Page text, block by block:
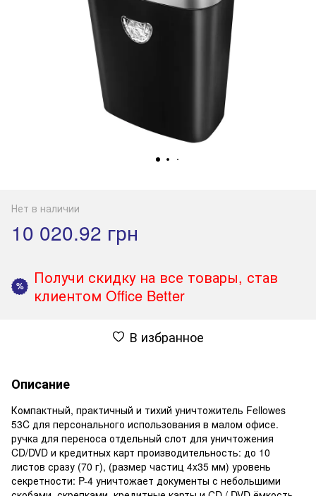
Нет в наличии
10 020.92 грн
%
Получи скидку на все товары, став
клиентом Office Better
В избранное
Описание
Компактный, практичный и тихий уничтожитель Fellowes
53C для персонального использования в малом офисе.
ручка для переноса отдельный слот для уничтожения
CD/DVD и кредитных карт производительность: до 10
листов сразу (70 г), (размер частиц 4x35 мм) уровень
секретности: P-4 уничтожает документы с небольшими